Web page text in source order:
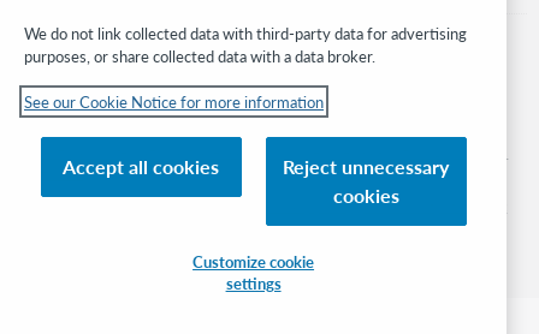
© 2026 OCLC
its affiliates
Privacy policy Accessibility statement
We do not link collected data with third-party data for advertising
purposes, or share collected data with a data broker.
See our Cookie Notice for more information
Accept all cookies
Reject unnecessary
cookies
Customize cookie
settings